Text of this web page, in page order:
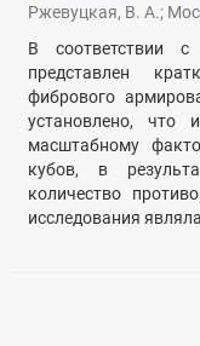
Ржевуцкая, В. А.;
В соответствии
представлен
фибрового
установлено, что
масштабному
кубов, в
количество
исследования